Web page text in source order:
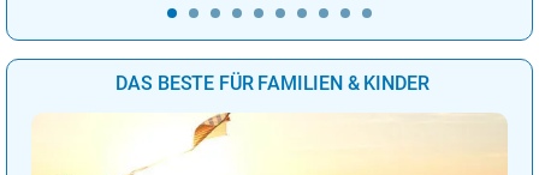
DAS BESTE FÜR FAMILIEN & KINDER